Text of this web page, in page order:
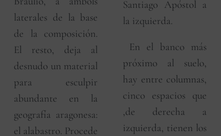
laterales de la base
de la composición.
El resto, deja al
desnudo un material
para esculpir
abundante en la
geografía aragonesa:
el alabastro. Procede
Santiago Apóstol a
la izquierda.
En el banco más
próximo al suelo,
hay entre columnas,
cinco espacios que
,de derecha a
izquierda, tienen los